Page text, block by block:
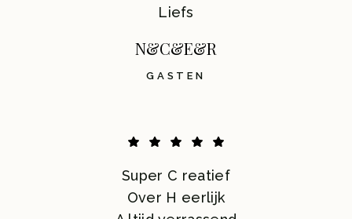
Liefs
N&C&E&R
GASTEN
Super C reatief
Over H eerlijk